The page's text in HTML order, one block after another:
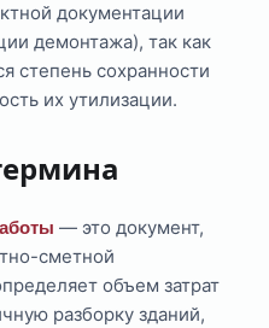
документации
демонтажа), так как
степень сохранности
их утилизации.
— это документ,
сметной
объем затрат
разборку зданий,